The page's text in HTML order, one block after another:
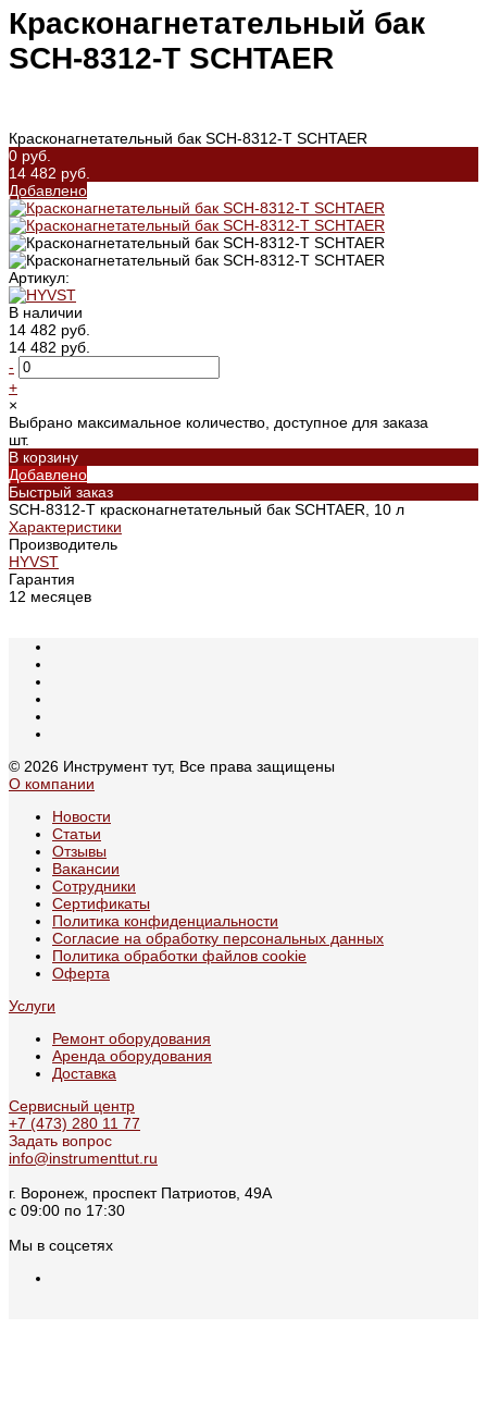
Красконагнетательный бак
SCH-8312-T SCHTAER
Красконагнетательный бак SCH-8312-T SCHTAER
0 руб.
14 482 руб.
Добавлено
Артикул:
В наличии
14 482 руб.
14 482 руб.
-
+
×
Выбрано максимальное количество, доступное для заказа
шт.
В корзину
Добавлено
Быстрый заказ
SCH-8312-T красконагнетательный бак SCHTAER, 10 л
Характеристики
Производитель
HYVST
Гарантия
12 месяцев
© 2026 Инструмент тут, Все права защищены
О компании
Новости
Статьи
Отзывы
Вакансии
Сотрудники
Сертификаты
Политика конфиденциальности
Согласие на обработку персональных данных
Политика обработки файлов cookie
Оферта
Услуги
Ремонт оборудования
Аренда оборудования
Доставка
Сервисный центр
+7 (473) 280 11 77
Задать вопрос
info@instrumenttut.ru
г. Воронеж, проспект Патриотов, 49А
с 09:00 по 17:30
Мы в соцсетях